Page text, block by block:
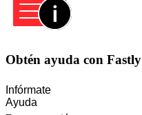
Obtén ayuda con Fastly
Infórmate
Ayuda